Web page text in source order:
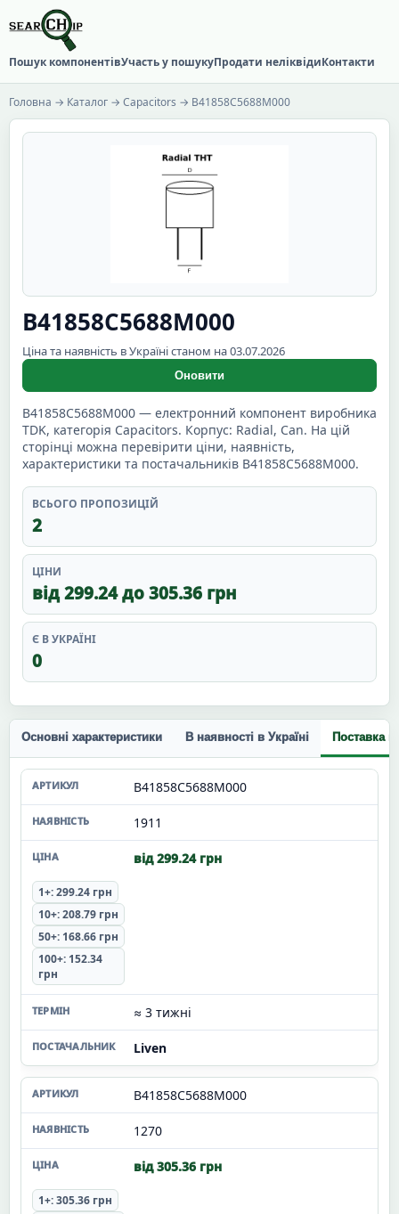
Пошук компонентівУчасть у пошукуПродати неліквідиКонтакти
Головна → Каталог → Capacitors → B41858C5688M000
B41858C5688M000
Ціна та наявність в Україні станом на 03.07.2026
Оновити
B41858C5688M000 — електронний компонент виробника
TDK, категорія Capacitors. Корпус: Radial, Can. На цій
сторінці можна перевірити ціни, наявність,
характеристики та постачальників B41858C5688M000.
ВСЬОГО ПРОПОЗИЦІЙ
2
ЦІНИ
від 299.24 до 305.36 грн
Є В УКРАЇНІ
0
Основні характеристики В наявності в Україні Поставка
B41858C5688M000
1911
від 299.24 грн
1+: 299.24 грн
10+: 208.79 грн
50+: 168.66 грн
100+: 152.34
грн
≈ 3 тижні
Liven
B41858C5688M000
1270
від 305.36 грн
1+: 305.36 грн